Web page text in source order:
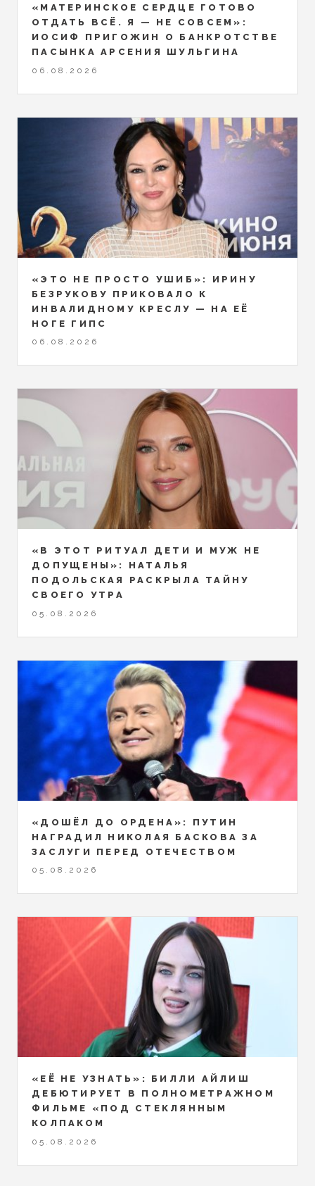
«МАТЕРИНСКОЕ СЕРДЦЕ ГОТОВО
ОТДАТЬ ВСЁ. Я — НЕ СОВСЕМ»:
ИОСИФ ПРИГОЖИН О БАНКРОТСТВЕ
ПАСЫНКА АРСЕНИЯ ШУЛЬГИНА
06.08.2026
«ЭТО НЕ ПРОСТО УШИБ»: ИРИНУ
БЕЗРУКОВУ ПРИКОВАЛО К
ИНВАЛИДНОМУ КРЕСЛУ — НА ЕЁ
НОГЕ ГИПС
06.08.2026
«В ЭТОТ РИТУАЛ ДЕТИ И МУЖ НЕ
ДОПУЩЕНЫ»: НАТАЛЬЯ
ПОДОЛЬСКАЯ РАСКРЫЛА ТАЙНУ
СВОЕГО УТРА
05.08.2026
«ДОШЁЛ ДО ОРДЕНА»: ПУТИН
НАГРАДИЛ НИКОЛАЯ БАСКОВА ЗА
ЗАСЛУГИ ПЕРЕД ОТЕЧЕСТВОМ
05.08.2026
«ЕЁ НЕ УЗНАТЬ»: БИЛЛИ АЙЛИШ
ДЕБЮТИРУЕТ В ПОЛНОМЕТРАЖНОМ
ФИЛЬМЕ «ПОД СТЕКЛЯННЫМ
КОЛПАКОМ
05.08.2026